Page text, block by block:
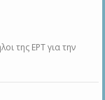
της ΕΡΤ για την